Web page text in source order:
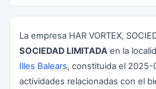
La empresa HAR VORTEX,
SOCIEDAD LIMITADA en la
Illes Balears, constituida el 2025-
actividades relacionadas con el